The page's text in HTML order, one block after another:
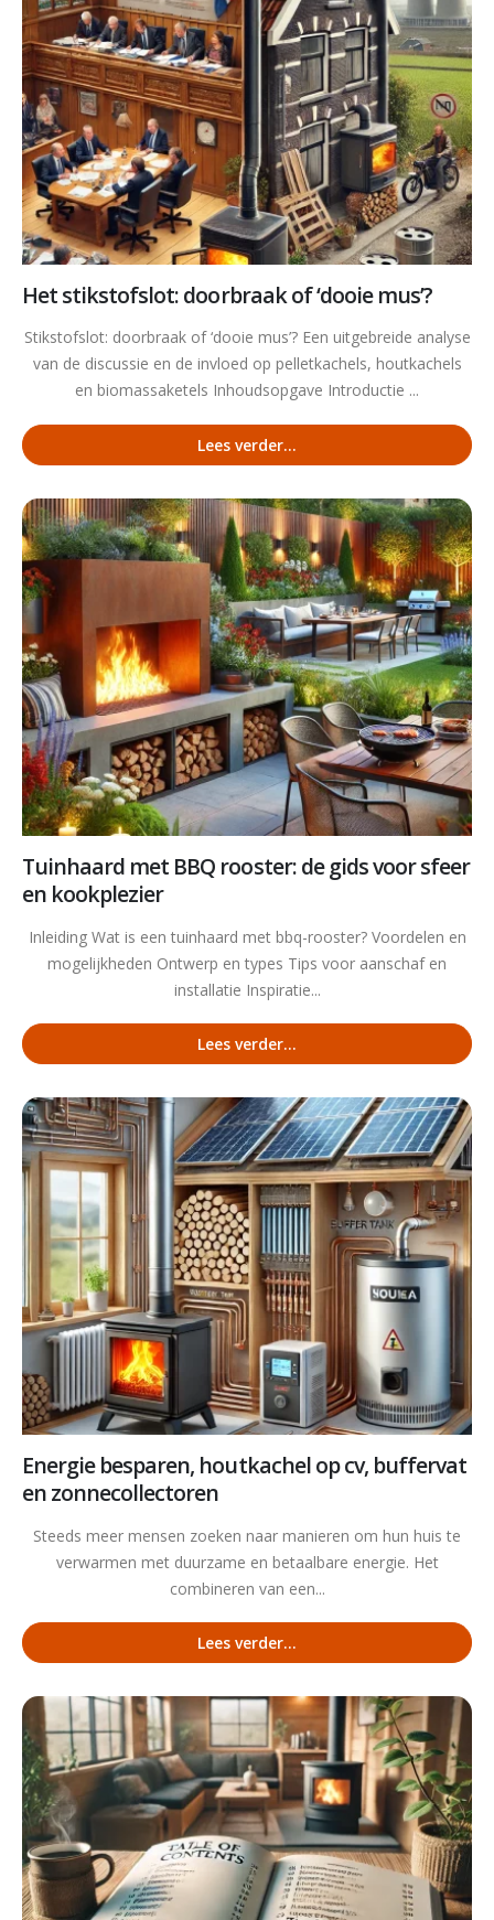
Het stikstofslot: doorbraak of ‘dooie mus’?
Stikstofslot: doorbraak of ‘dooie mus’? Een uitgebreide analyse
van de discussie en de invloed op pelletkachels, houtkachels
en biomassaketels Inhoudsopgave Introductie ...
Lees verder...
Tuinhaard met BBQ rooster: de gids voor sfeer
en kookplezier
Inleiding Wat is een tuinhaard met bbq-rooster? Voordelen en
mogelijkheden Ontwerp en types Tips voor aanschaf en
installatie Inspiratie...
Lees verder...
Energie besparen, houtkachel op cv, buffervat
en zonnecollectoren
Steeds meer mensen zoeken naar manieren om hun huis te
verwarmen met duurzame en betaalbare energie. Het
combineren van een...
Lees verder...